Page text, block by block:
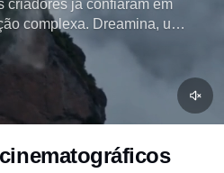
criadores já confiaram em
complexa. Dreamina, um
gratuito IA desenvolvido
transforma ideias em
com som e vida.